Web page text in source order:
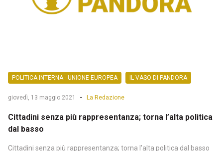
POLITICA INTERNA - UNIONE EUROPEA IL VASO DI PANDORA
giovedì, 13 maggio 2021 - La Redazione
Cittadini senza più rappresentanza; torna l’alta politica
dal basso
Cittadini senza più rappresentanza; torna l’alta politica dal basso